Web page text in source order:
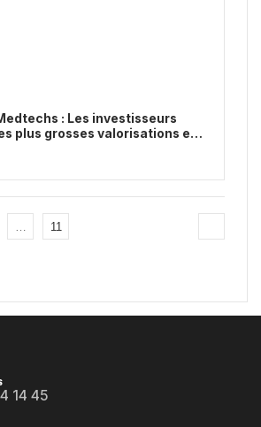
: Les investisseurs
plus grosses valorisations en
… 11
14 45